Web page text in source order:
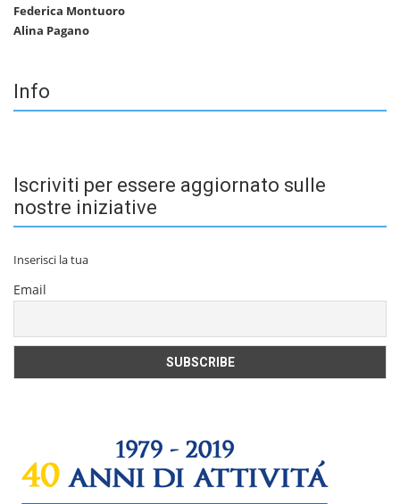
Federica Montuoro
Alina Pagano
Info
Iscriviti per essere aggiornato sulle
nostre iniziative
Inserisci la tua
Email